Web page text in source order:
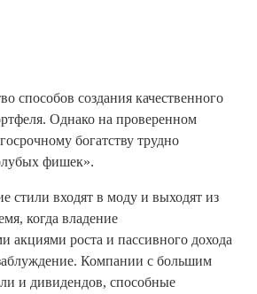
способов создания качественного
Однако на проверенном
богатству трудно
фишек».
стили входят в моду и выходят из
когда владение
акциями роста и пассивного дохода
Компании с большим
и дивидендов, способные